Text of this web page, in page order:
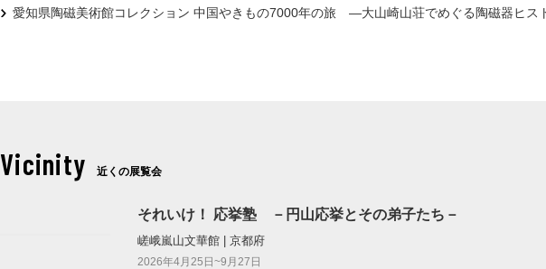
愛知県陶磁美術館コレクション 中国やきもの7000年の旅 ―大山崎山荘でめぐる陶磁器ヒス
Vicinity 近くの展覧会
それいけ！ 応挙塾 －円山応挙とその弟子たち－
嵯峨嵐山文華館 | 京都府
2026年4月25日~9月27日